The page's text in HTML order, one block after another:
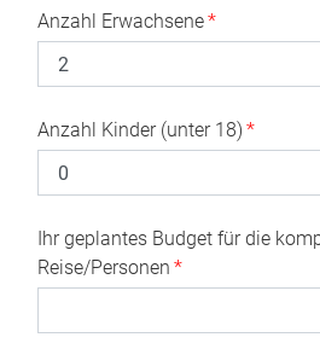
Anzahl Erwachsene*
Anzahl Kinder (unter 18) *
Ihr geplantes Budget für die
Reise/Personen *